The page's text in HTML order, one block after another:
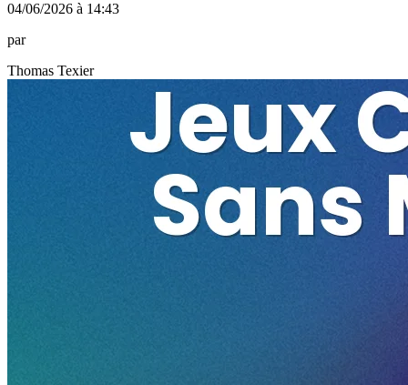
04/06/2026 à 14:43
par
Thomas Texier